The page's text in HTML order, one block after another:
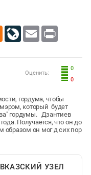
Odnoklassniki
LiveJournal
Email Print
0
0
Оценить:
гордума, чтобы
который будет
гордумы. Дзантиев
Получается, что он до
образом он мог д сих пор
УЗЕЛ